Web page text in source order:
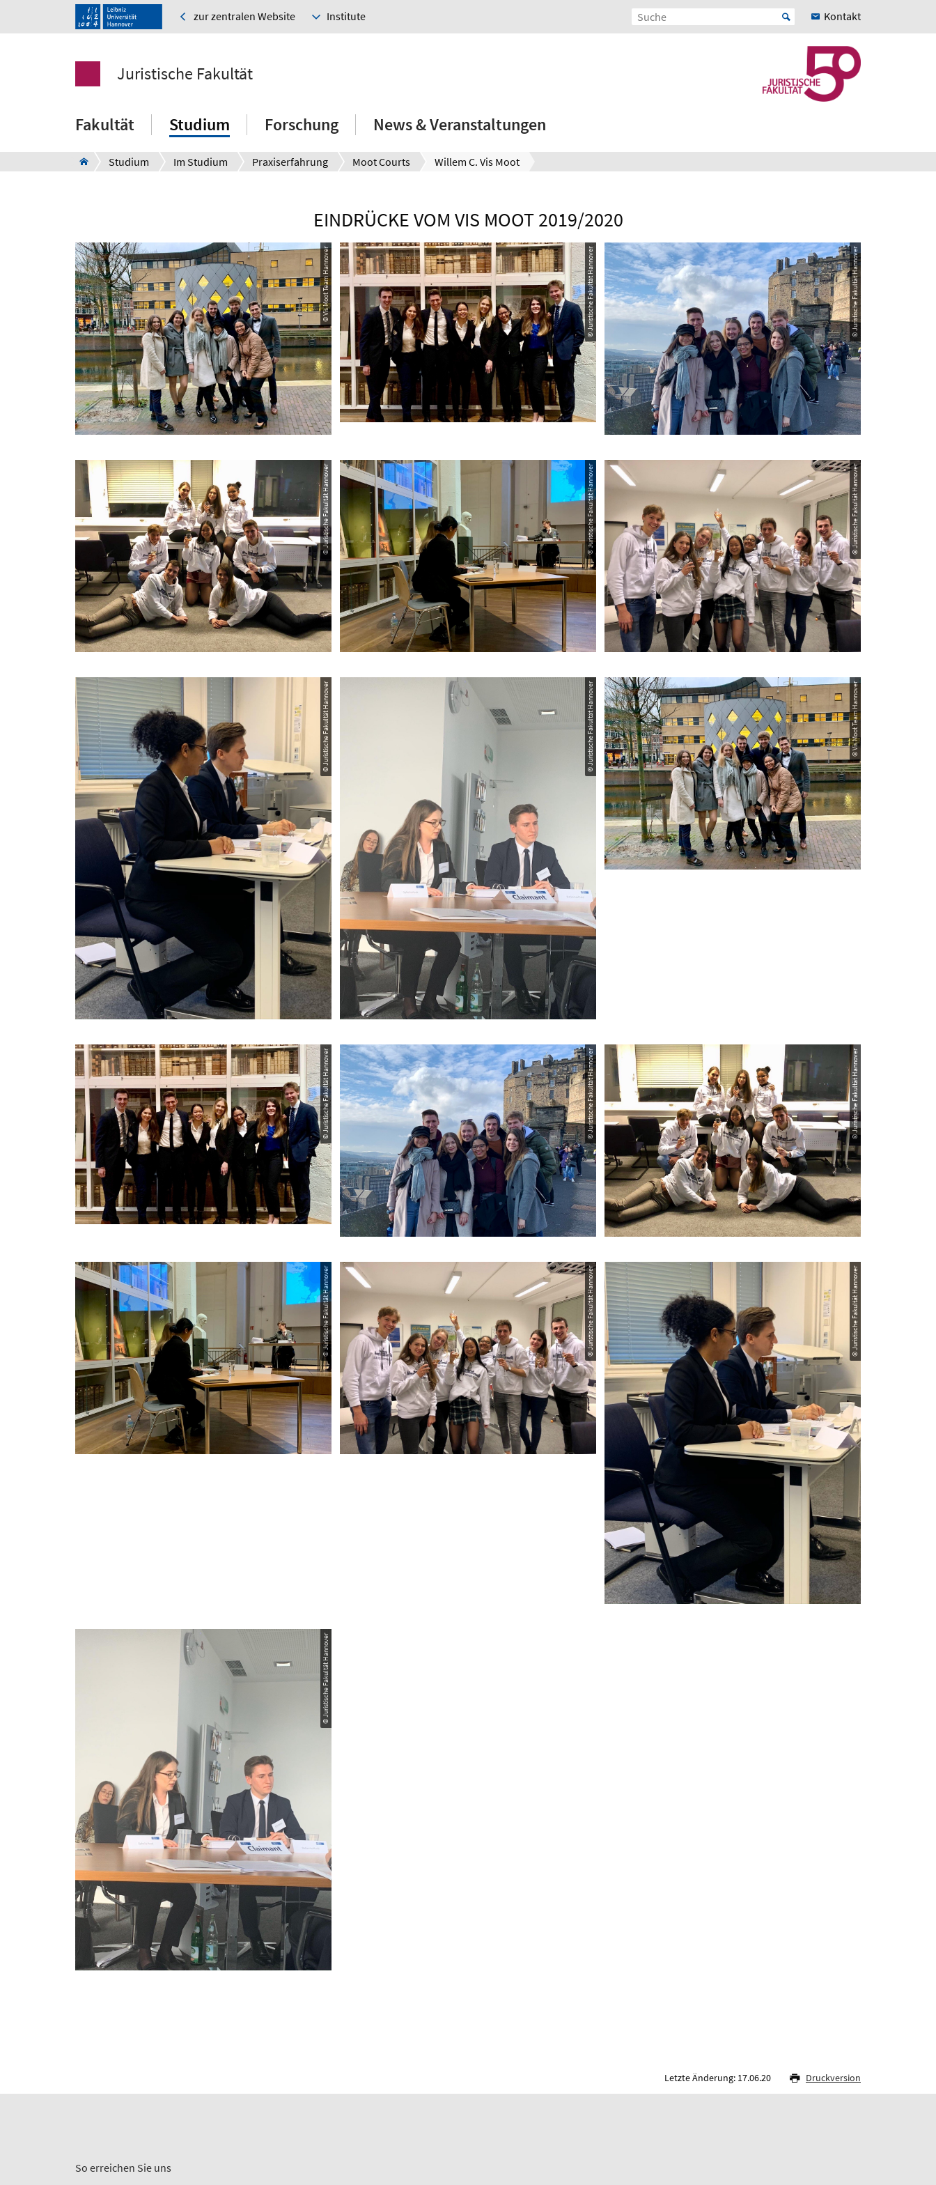
zur zentralen Website Institute Kontakt
Juristische Fakultät
Fakultät Studium Forschung News & Veranstaltungen
Studium Im Studium Praxiserfahrung Moot Courts Willem C. Vis Moot
EINDRÜCKE VOM VIS MOOT 2019/2020
© Vis Moot Team Hannover © Juristische Fakultät Hannover © Juristische Fakultät Hannover
© Juristische Fakultät Hannover © Juristische Fakultät Hannover © Juristische Fakultät Hannover
© Juristische Fakultät Hannover © Juristische Fakultät Hannover © Vis Moot Team Hannover
© Juristische Fakultät Hannover © Juristische Fakultät Hannover © Juristische Fakultät Hannover
© Juristische Fakultät Hannover © Juristische Fakultät Hannover © Juristische Fakultät Hannover
© Juristische Fakultät Hannover
Letzte Änderung: 17.06.20 Druckversion
So erreichen Sie uns